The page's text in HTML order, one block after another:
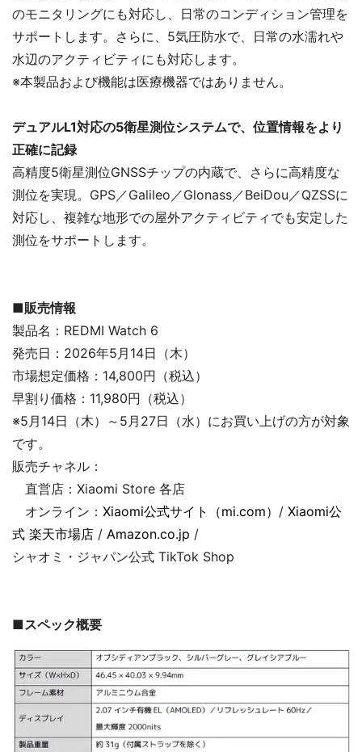
のモニタリングにも対応し、日常のコンディション管理を
サポートします。さらに、5気圧防水で、日常の水濡れや
水辺のアクティビティにも対応します。
※本製品および機能は医療機器ではありません。
デュアルL1対応の5衛星測位システムで、位置情報をより
正確に記録
高精度5衛星測位GNSSチップの内蔵で、さらに高精度な
測位を実現。GPS／Galileo／Glonass／BeiDou／QZSSに
対応し、複雑な地形での屋外アクティビティでも安定した
測位をサポートします。
■販売情報
製品名：REDMI Watch 6
発売日：2026年5月14日（木）
市場想定価格：14,800円（税込）
早割り価格：11,980円（税込）
※5月14日（木）～5月27日（水）にお買い上げの方が対象
です。
販売チャネル：
直営店：Xiaomi Store 各店
オンライン： Xiaomi公式サイト（mi.com） / Xiaomi公
式 楽天市場店 / Amazon.co.jp /
シャオミ・ジャパン公式 TikTok Shop
■スペック概要